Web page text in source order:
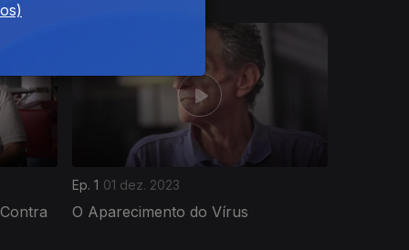
Ep. 1 01 dez. 2023
O Aparecimento do Vírus